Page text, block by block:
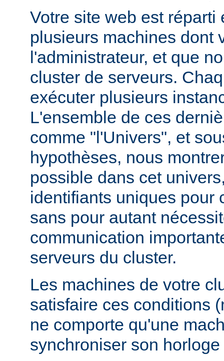
Votre site web est réparti
plusieurs machines dont
l'administrateur, et que
cluster de serveurs.
exécuter plusieurs
L'ensemble de ces
comme "l'Univers", et
hypothèses, nous
possible dans cet
identifiants uniques pour
sans pour autant
communication
serveurs du cluster.
Les machines de votre
satisfaire ces conditions
ne comporte qu'une
synchroniser son